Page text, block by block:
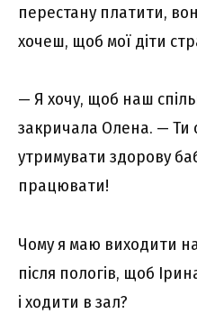
перестану платити,
хочеш, щоб мої діти
— Я хочу, щоб наш
закричала Олена. —
утримувати здорову
працювати!
Чому я маю виходити
після пологів, щоб
і ходити в зал?